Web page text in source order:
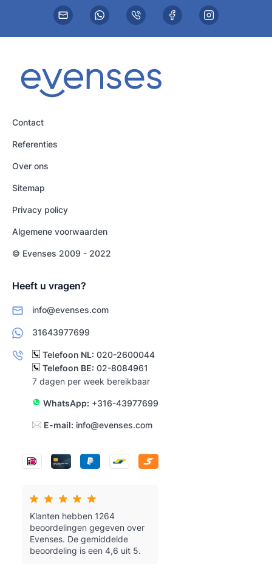
Contact
Referenties
Over ons
Sitemap
Privacy policy
Algemene voorwaarden
© Evenses 2009 - 2022
Heeft u vragen?
info@evenses.com
31643977699
Telefoon NL: 020-2600044
Telefoon BE: 02-8084961
7 dagen per week bereikbaar
WhatsApp: +316-43977699
E-mail: info@evenses.com
Klanten hebben 1264
beoordelingen gegeven over
Evenses. De gemiddelde
beoordeling is een 4,6 uit 5.